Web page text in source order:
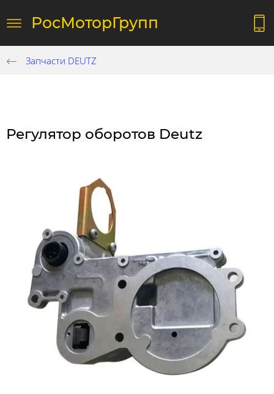
РосМоторГрупп
Запчасти DEUTZ
Регулятор оборотов Deutz